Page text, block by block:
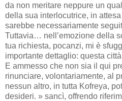
da non meritare neppure un
della sua interlocutrice, in attesa
sarebbe necessariamente
Tuttavia… nell’emozione della
tua richiesta, pocanzi, mi è
importante dettaglio: questa
E ammesso che non sia il qui
rinunciare, volontariamente, al
nessun altro, in tutta Kofreya,
desideri. » sancì, offrendo